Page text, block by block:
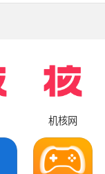
机核网